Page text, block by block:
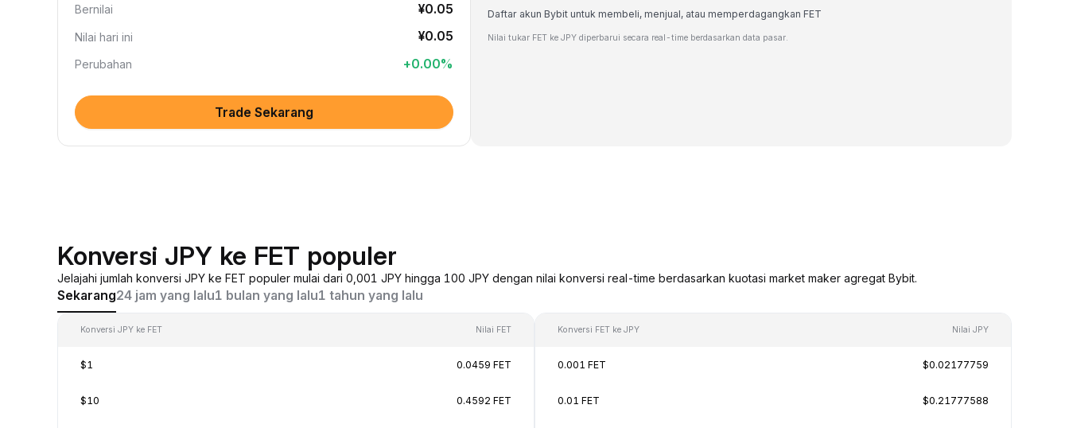
Bernilai ¥0.05
Nilai hari ini ¥0.05
Perubahan +0.00%
Trade Sekarang
Daftar akun Bybit untuk membeli, menjual, atau memperdagangkan FET
Nilai tukar FET ke JPY diperbarui secara real-time berdasarkan data pasar.
Konversi JPY ke FET populer
Jelajahi jumlah konversi JPY ke FET populer mulai dari 0,001 JPY hingga 100 JPY dengan nilai konversi real-time berdasarkan kuotasi market maker agregat Bybit.
Sekarang24 jam yang lalu1 bulan yang lalu1 tahun yang lalu
Konversi JPY ke FET Nilai FET
$1 0.0459 FET
$10 0.4592 FET
Konversi FET ke JPY Nilai JPY
0.001 FET $0.02177759
0.01 FET $0.21777588